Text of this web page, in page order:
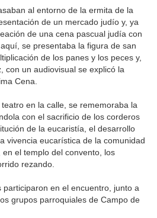
al entorno de la ermita de la
de un mercado judío y, ya
de una cena pascual judía con
se presentaba la figura de san
de los panes y los peces y,
con un audiovisual se explicó la
Cena.
en la calle, se rememoraba la
con el sacrificio de los corderos
de la eucaristía, el desarrollo
vivencia eucarística de la comunidad
el templo del convento, los
rezando.
en el encuentro, junto a
grupos parroquiales de Campo de